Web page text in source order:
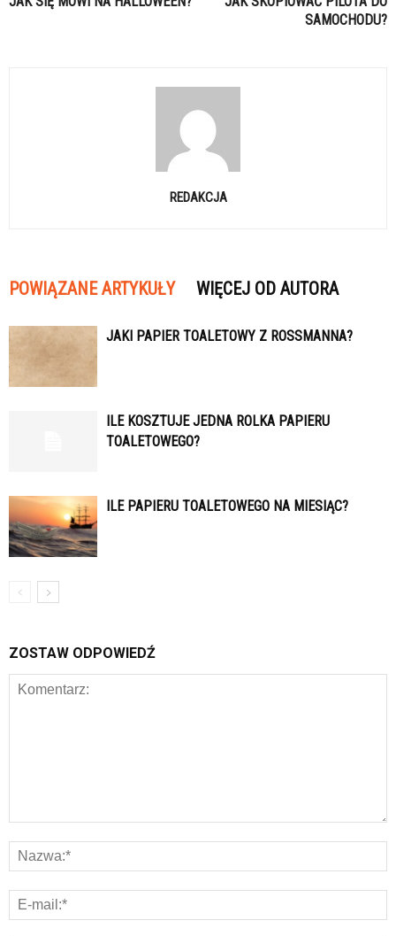
SAMOCHODU?
REDAKCJA
POWIĄZANE ARTYKUŁY WIĘCEJ OD AUTORA
JAKI PAPIER TOALETOWY Z ROSSMANNA?
ILE KOSZTUJE JEDNA ROLKA PAPIERU
TOALETOWEGO?
ILE PAPIERU TOALETOWEGO NA MIESIĄC?
ZOSTAW ODPOWIEDŹ